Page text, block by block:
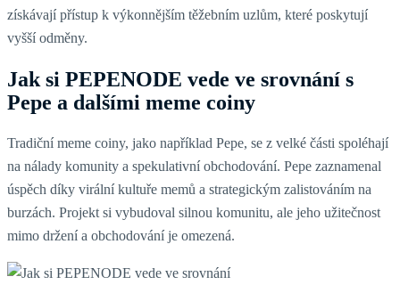
získávají přístup k výkonnějším těžebním uzlům, které poskytují
vyšší odměny.
Jak si PEPENODE vede ve srovnání s
Pepe a dalšími meme coiny
Tradiční meme coiny, jako například Pepe, se z velké části spoléhají
na nálady komunity a spekulativní obchodování. Pepe zaznamenal
úspěch díky virální kultuře memů a strategickým zalistováním na
burzách. Projekt si vybudoval silnou komunitu, ale jeho užitečnost
mimo držení a obchodování je omezená.